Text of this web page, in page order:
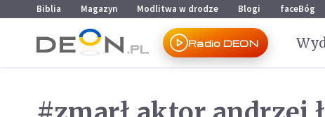
Przejdź do menu głównego
Przejdź do treści
Biblia Magazyn Modlitwa w drodze Blogi faceBóg
Radio DEON